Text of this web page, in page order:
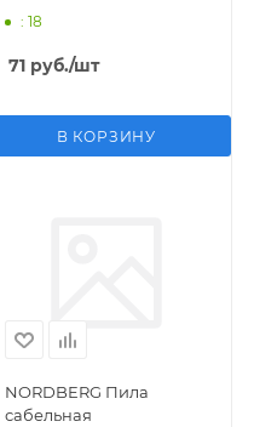
: 18
71 руб./шт
В КОРЗИНУ
NORDBERG Пила
сабельная